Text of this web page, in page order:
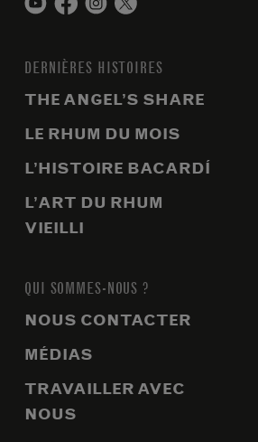
DERNIÈRES HISTOIRES
THE ANGEL’S SHARE
LE RHUM DU MOIS
L’HISTOIRE BACARDÍ
L’ART DU RHUM
VIEILLI
QUI SOMMES-NOUS ?
NOUS CONTACTER
MÉDIAS
TRAVAILLER AVEC
NOUS